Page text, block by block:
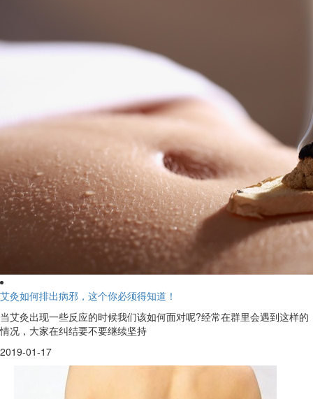
艾灸如何排出病邪，这个你必须得知道！
当艾灸出现一些反应的时候我们该如何面对呢?经常在群里会遇到这样的
情况，大家在纠结要不要继续坚持
2019-01-17